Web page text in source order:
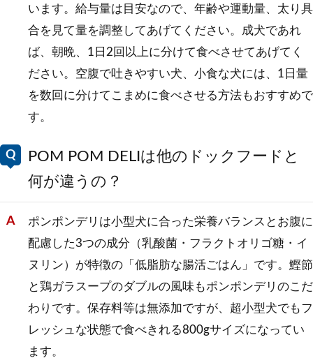
います。給与量は目安なので、年齢や運動量、太り具
合を見て量を調整してあげてください。成犬であれ
ば、朝晩、1日2回以上に分けて食べさせてあげてく
ださい。空腹で吐きやすい犬、小食な犬には、1日量
を数回に分けてこまめに食べさせる方法もおすすめで
す。
POM POM DELIは他のドックフードと
何が違うの？
ポンポンデリは小型犬に合った栄養バランスとお腹に
配慮した3つの成分（乳酸菌・フラクトオリゴ糖・イ
ヌリン）が特徴の「低脂肪な腸活ごはん」です。鰹節
と鶏ガラスープのダブルの風味もポンポンデリのこだ
わりです。保存料等は無添加ですが、超小型犬でもフ
レッシュな状態で食べきれる800gサイズになってい
ます。